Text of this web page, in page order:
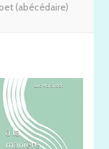
(abécédaire)